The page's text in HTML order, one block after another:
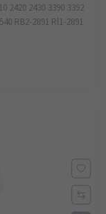
2420 2430 3390 3392
RB2-2891 Rl1-2891